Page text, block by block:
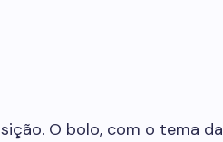
O bolo, com o tema da